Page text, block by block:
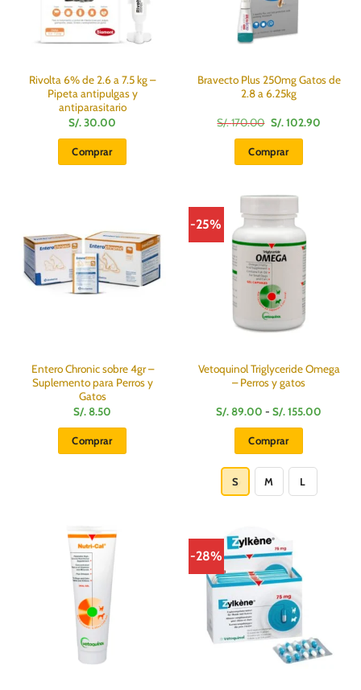
Rivolta 6% de 2.6 a 7.5 kg –
Pipeta antipulgas y
antiparasitario
S/.30.00
Comprar
Bravecto Plus 250mg Gatos de
2.8 a 6.25kg
S/.170.00 El
precio
original
era:
S/.
S/.102.90El
Comprar
Entero Chronic sobre 4gr –
Suplemento para Perros y
Gatos
S/.8.50
Comprar
-25%
Vetoquinol Triglyceride Omega
– Perros y gatos
S/.89.00 - S/.155.00
Comprar
producto
tiene
Las
opciones
se
pueden
elegir
en
la
página
S M L
-28%